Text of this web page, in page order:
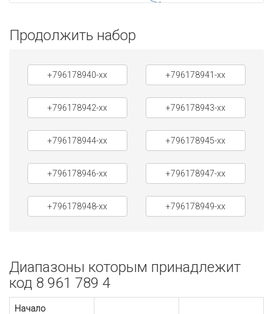
Продолжить набор
+796178940-xx +796178941-xx
+796178942-xx +796178943-xx
+796178944-xx +796178945-xx
+796178946-xx +796178947-xx
+796178948-xx +796178949-xx
Диапазоны которым принадлежит
код 8 961 789 4
Начало